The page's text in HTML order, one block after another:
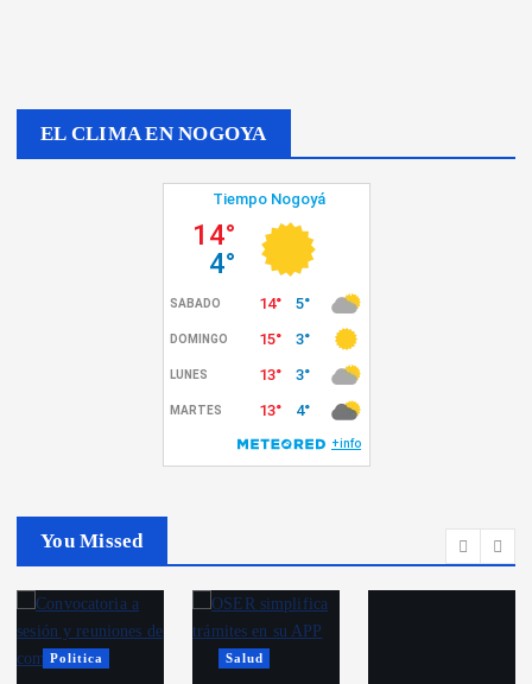
EL CLIMA EN NOGOYA
You Missed
Politica Salud